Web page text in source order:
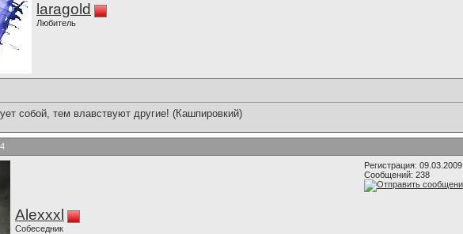
laragold
Любитель
собой, тем влавствуют другие! (Кашпировкий)
Alexxxl
Собеседник
Регистрация: 09.03.2009
Сообщений: 238